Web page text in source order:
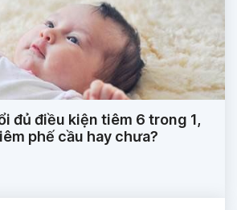
đủ điều kiện tiêm 6 trong 1,
phế cầu hay chưa?